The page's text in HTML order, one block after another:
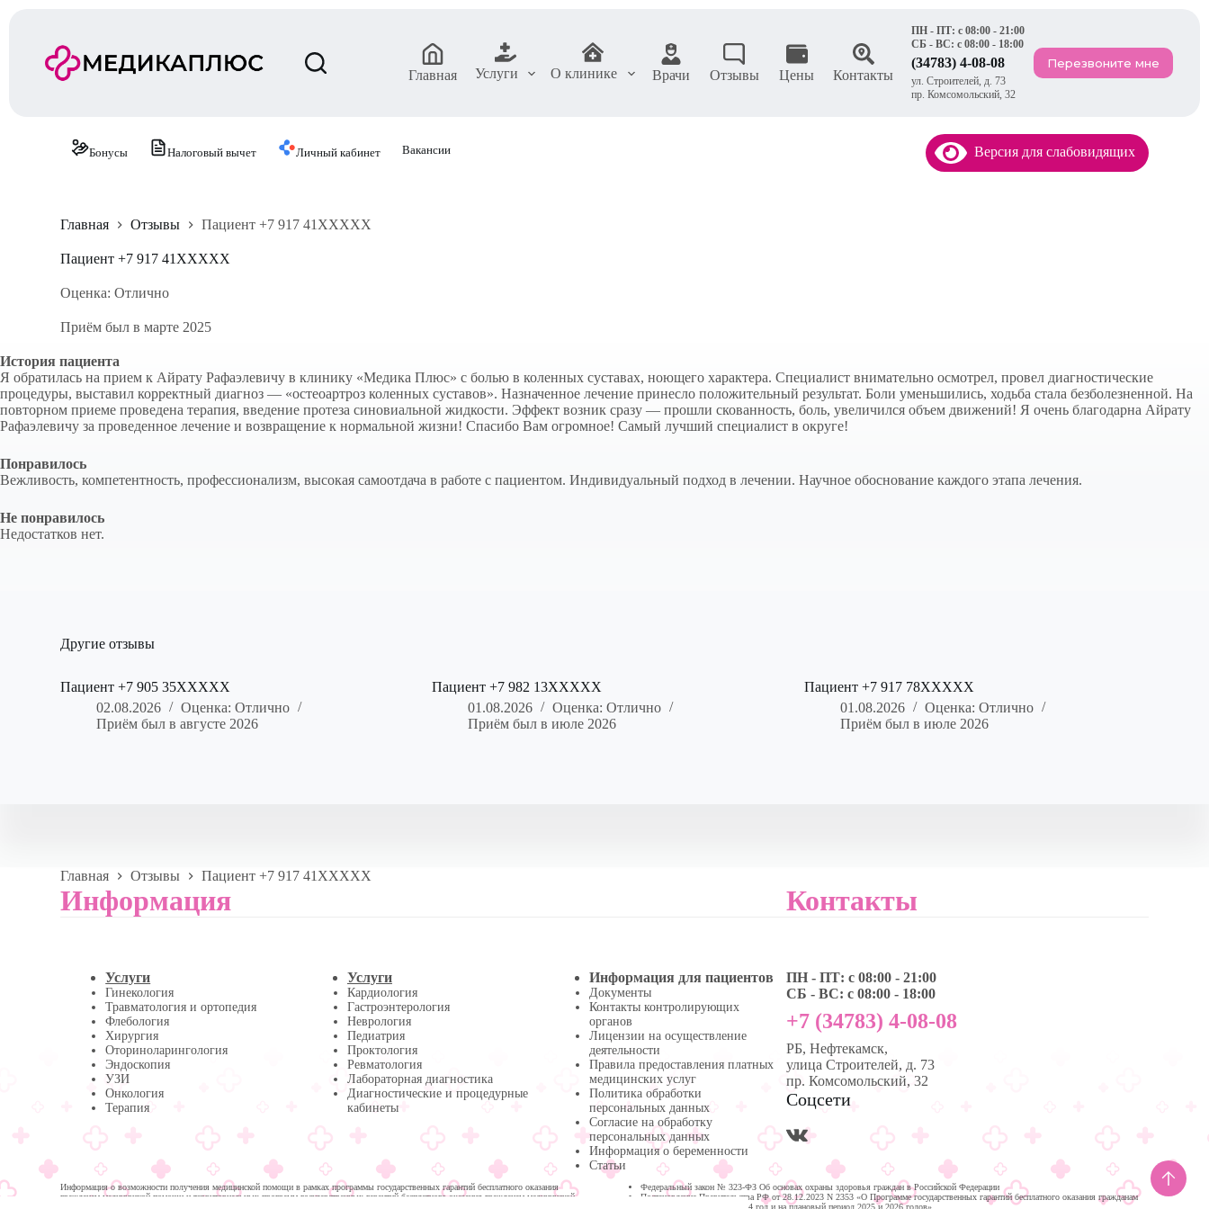
Главная Услуги О клинике Врачи Отзывы Цены Контакты
ПН - ПТ: с 08:00 - 21:00
СБ - ВС: с 08:00 - 18:00
(34783) 4-08-08
ул. Строителей, д. 73
пр. Комсомольский, 32
Перезвоните мне
Бонусы Налоговый вычет Личный кабинет Вакансии Версия для слабовидящих
Главная Отзывы Пациент +7 917 41XXXXX
Пациент +7 917 41XXXXX
Оценка: Отлично
Приём был в марте 2025
История пациента
Я обратилась на прием к Айрату Рафаэлевичу в клинику «Медика Плюс» с болью в коленных суставах, ноющего характера. Специалист внимательно осмотрел, провел диагностические
процедуры, выставил корректный диагноз — «остеоартроз коленных суставов». Назначенное лечение принесло положительный результат. Боли уменьшились, ходьба стала безболезненной. На
повторном приеме проведена терапия, введение протеза синовиальной жидкости. Эффект возник сразу — прошли скованность, боль, увеличился объем движений! Я очень благодарна Айрату
Рафаэлевичу за проведенное лечение и возвращение к нормальной жизни! Спасибо Вам огромное! Самый лучший специалист в округе!
Понравилось
Вежливость, компетентность, профессионализм, высокая самоотдача в работе с пациентом. Индивидуальный подход в лечении. Научное обоснование каждого этапа лечения.
Не понравилось
Недостатков нет.
Другие отзывы
Пациент +7 905 35XXXXX
02.08.2026
Оценка: Отлично
Приём был в августе 2026
Пациент +7 982 13XXXXX
01.08.2026
Оценка: Отлично
Приём был в июле 2026
Пациент +7 917 78XXXXX
01.08.2026
Оценка: Отлично
Приём был в июле 2026
Главная Отзывы Пациент +7 917 41XXXXX
Информация
Услуги
Гинекология
Травматология и ортопедия
Флебология
Хирургия
Оториноларингология
Эндоскопия
УЗИ
Онкология
Терапия
Услуги
Кардиология
Гастроэнтерология
Неврология
Педиатрия
Проктология
Ревматология
Лабораторная диагностика
Диагностические и процедурные
кабинеты
Информация для пациентов
Документы
Контакты контролирующих
органов
Лицензии на осуществление
деятельности
Правила предоставления платных
медицинских услуг
Политика обработки
персональных данных
Согласие на обработку
персональных данных
Информация о беременности
Статьи
Контакты
ПН - ПТ: с 08:00 - 21:00
СБ - ВС: с 08:00 - 18:00
+7 (34783) 4-08-08
РБ, Нефтекамск,
улица Строителей, д. 73
пр. Комсомольский, 32
Соцсети
Информация о возможности получения медицинской помощи в рамках программы государственных гарантий бесплатного оказания
гражданам медицинской помощи и территориальных программ государственных гарантий бесплатного оказания гражданам медицинской
Федеральный закон № 323-ФЗ Об основах охраны здоровья граждан в Российской Федерации
Постановление Правительства РФ от 28.12.2023 N 2353 «О Программе государственных гарантий бесплатного оказания гражданам